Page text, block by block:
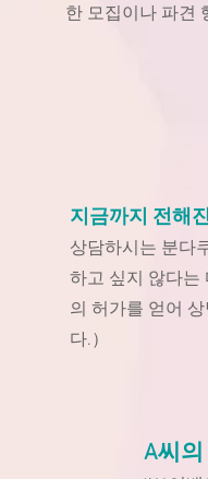
한 모집이나 파견
지금까지 전해
상담하시는 분다
하고 싶지 않다는
의 허가를 얻어
다.）
A씨